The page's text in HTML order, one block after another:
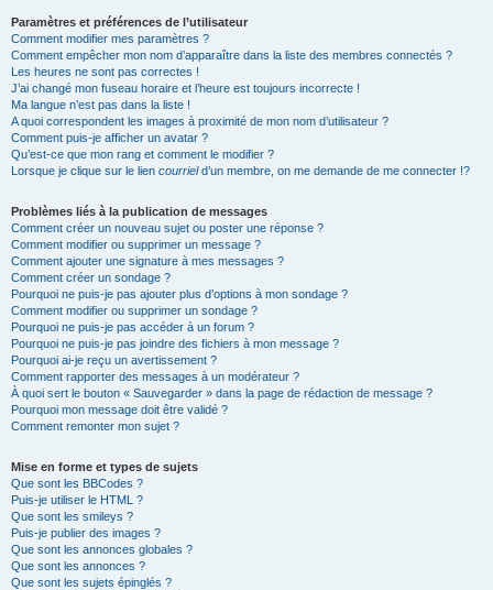
Paramètres et préférences de l’utilisateur
Comment modifier mes paramètres ?
Comment empêcher mon nom d’apparaître dans la liste des membres connectés ?
Les heures ne sont pas correctes !
J’ai changé mon fuseau horaire et l’heure est toujours incorrecte !
Ma langue n’est pas dans la liste !
A quoi correspondent les images à proximité de mon nom d’utilisateur ?
Comment puis-je afficher un avatar ?
Qu’est-ce que mon rang et comment le modifier ?
Lorsque je clique sur le lien courrield’un membre, on me demande de me connecter !?
Problèmes liés à la publication de messages
Comment créer un nouveau sujet ou poster une réponse ?
Comment modifier ou supprimer un message ?
Comment ajouter une signature à mes messages ?
Comment créer un sondage ?
Pourquoi ne puis-je pas ajouter plus d’options à mon sondage ?
Comment modifier ou supprimer un sondage ?
Pourquoi ne puis-je pas accéder à un forum ?
Pourquoi ne puis-je pas joindre des fichiers à mon message ?
Pourquoi ai-je reçu un avertissement ?
Comment rapporter des messages à un modérateur ?
À quoi sert le bouton « Sauvegarder » dans la page de rédaction de message ?
Pourquoi mon message doit être validé ?
Comment remonter mon sujet ?
Mise en forme et types de sujets
Que sont les BBCodes ?
Puis-je utiliser le HTML ?
Que sont les smileys ?
Puis-je publier des images ?
Que sont les annonces globales ?
Que sont les annonces ?
Que sont les sujets épinglés ?